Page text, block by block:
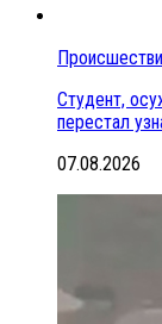
Студент,
перестал
07.08.2026